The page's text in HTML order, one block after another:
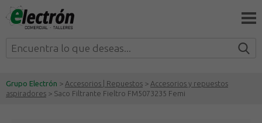
Grupo Electrón > Accesorios | Repuestos > Accesorios y repuestos
aspiradores > Saco Filtrante Fieltro FM5073235 Femi